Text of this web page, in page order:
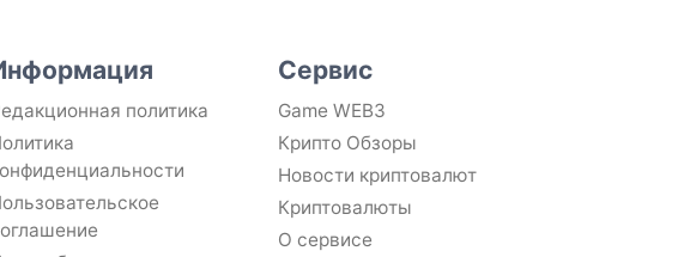
политика
Сервис
Game WEB3
Крипто Обзоры
Новости криптовалют
Криптовалюты
О сервисе